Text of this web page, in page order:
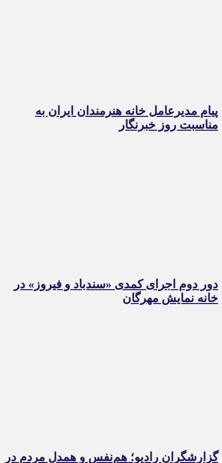
پیام مدیرعامل خانه هنرمندان ایران به
مناسبت روز خبرنگار
دور دوم اجرای کمدی «سندباد و فیروز» در
خانه نمایش مهرگان
گزارشگران رادیو؛ هم‌نفس و همدل مردم در